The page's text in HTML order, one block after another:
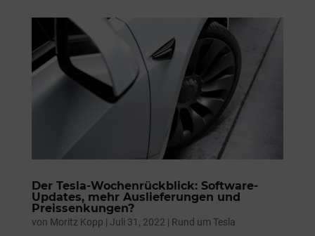
Der Tesla-Wochenrückblick: Software-
Updates, mehr Auslieferungen und
Preissenkungen?
von Moritz Kopp | Juli 31, 2022 | Rund um Tesla